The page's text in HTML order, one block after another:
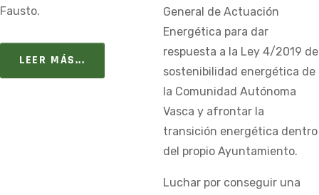
Fausto.
LEER MÁS...
General de Actuación
Energética para dar
respuesta a la Ley 4/2019 de
sostenibilidad energética de
la Comunidad Autónoma
Vasca y afrontar la
transición energética dentro
del propio Ayuntamiento.
Luchar por conseguir una